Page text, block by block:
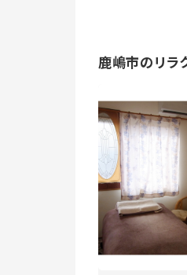
鹿嶋市のリラ